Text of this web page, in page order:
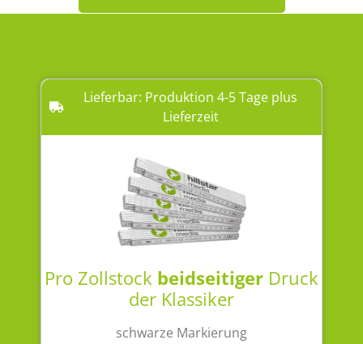
Lieferbar: Produktion 4-5 Tage plus
Lieferzeit
Pro Zollstock beidseitiger Druck
der Klassiker
schwarze Markierung